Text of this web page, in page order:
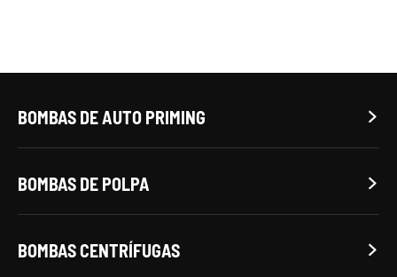
BOMBAS DE AUTO PRIMING 
BOMBAS DE POLPA 
BOMBAS CENTRÍFUGAS 